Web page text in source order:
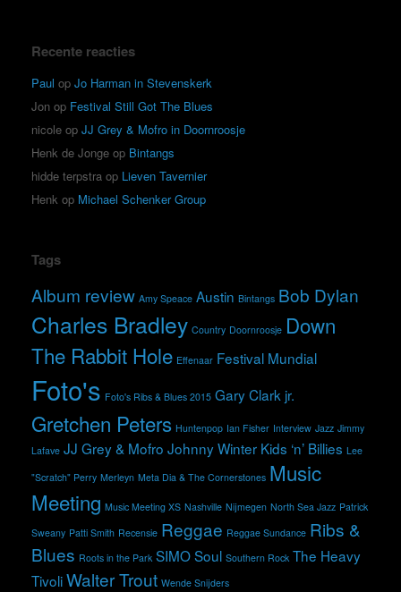
Recente reacties
Paul op Jo Harman in Stevenskerk
Jon op Festival Still Got The Blues
nicole op JJ Grey & Mofro in Doornroosje
Henk de Jonge op Bintangs
hidde terpstra op Lieven Tavernier
Henk op Michael Schenker Group
Tags
Album review Amy Speace Austin Bintangs Bob Dylan
Charles Bradley Country Doornroosje Down
The Rabbit Hole Effenaar Festival Mundial
Foto's Foto's Ribs & Blues 2015 Gary Clark jr.
Gretchen Peters Huntenpop Ian Fisher Interview Jazz Jimmy
Lafave JJ Grey & Mofro Johnny Winter Kids ‘n’ Billies Lee
"Scratch" Perry Merleyn Meta Dia & The Cornerstones Music
Meeting Music Meeting XS Nashville Nijmegen North Sea Jazz Patrick
Sweany Patti Smith Recensie Reggae Reggae Sundance Ribs &
Blues Roots in the Park SIMOSoul Southern Rock The Heavy
TivoliWalter Trout Wende Snijders